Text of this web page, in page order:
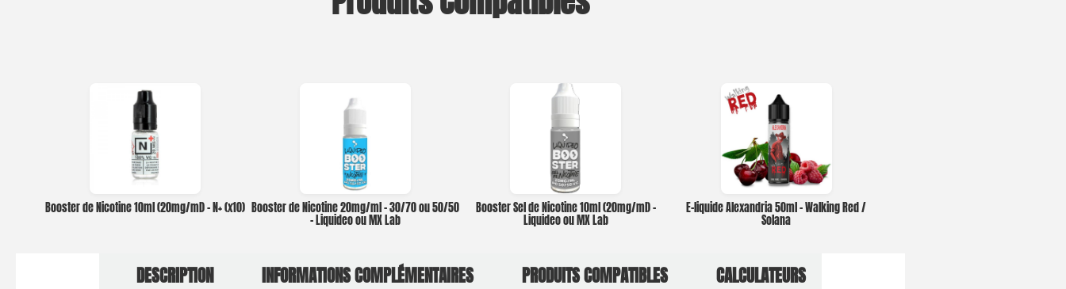
Booster de Nicotine 10ml (20mg/ml) – N+ (x10) Booster de Nicotine 20mg/ml – 30/70 ou 50/50
– Liquideo ou MX Lab
Booster Sel de Nicotine 10ml (20mg/ml) –
Liquideo ou MX Lab
E-liquide Alexandria 50ml – Walking Red /
Solana
DESCRIPTION INFORMATIONS COMPLÉMENTAIRES PRODUITS COMPATIBLES CALCULATEURS